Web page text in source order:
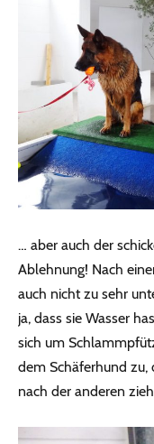
… aber auch der
Ablehnung! Nach
auch nicht zu sehr
ja, dass sie Wasser
sich um
dem Schäferhund zu,
nach der anderen